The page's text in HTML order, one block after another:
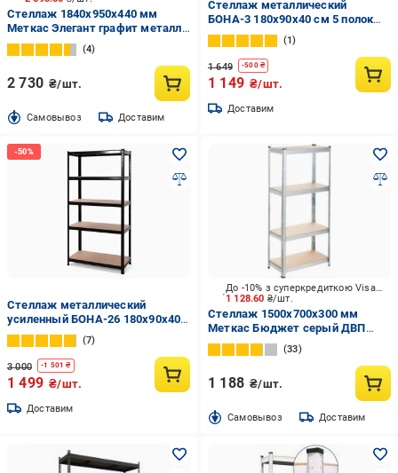
Стеллаж 1840x950x440 мм
Меткас Элегант графит металл
полки 5 шт. крашенный
4
2 730 ₴/шт.
Cамовывоз Доставим
Стеллаж металлический
БОНА-3 180х90х40 см 5 полок
МДФ Цинк (3)
1
1 649 -500₴
1 149 ₴/шт.
Доставим
Стеллаж металлический
усиленный БОНА-26 180х90х40
см 5 полок МДФ 5 мм Черный
(17711280)
7
3 000 -1 501 ₴
1 499 ₴/шт.
Доставим
1 128.60 ₴/шт.
До -10% з суперкредиткою Visa Вигода
Стеллаж 1500x700x300 мм
Меткас Бюджет серый ДВП
полки 4 шт. цинкованный
33
1 188 ₴/шт.
Cамовывоз Доставим